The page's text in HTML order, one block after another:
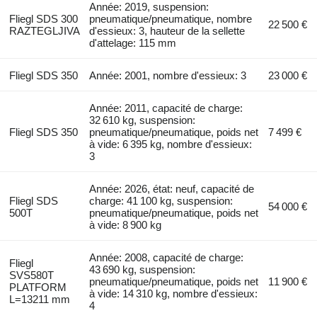
Fliegl SDS 300
RAZTEGLJIVA
Année: 2019, suspension:
pneumatique/pneumatique, nombre
d'essieux: 3, hauteur de la sellette
d'attelage: 115 mm
22 500 €
Fliegl SDS 350 Année: 2001, nombre d'essieux: 3 23 000 €
Fliegl SDS 350
Année: 2011, capacité de charge:
32 610 kg, suspension:
pneumatique/pneumatique, poids net
à vide: 6 395 kg, nombre d'essieux:
3
7 499 €
Fliegl SDS
500T
Année: 2026, état: neuf, capacité de
charge: 41 100 kg, suspension:
pneumatique/pneumatique, poids net
à vide: 8 900 kg
54 000 €
Fliegl
SVS580T
PLATFORM
L=13211 mm
Année: 2008, capacité de charge:
43 690 kg, suspension:
pneumatique/pneumatique, poids net
à vide: 14 310 kg, nombre d'essieux:
4
11 900 €